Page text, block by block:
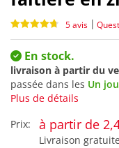
5 avis |
En stock.
livraison à partir du
passée dans les Un
Plus de détails
Prix:
à partir de
Livraison gratuite